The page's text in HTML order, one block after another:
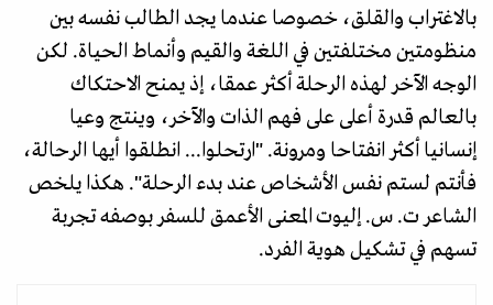
بالاغتراب والقلق، خصوصا عندما يجد الطالب نفسه بين
منظومتين مختلفتين في اللغة والقيم وأنماط الحياة. لكن
الوجه الآخر لهذه الرحلة أكثر عمقا، إذ يمنح الاحتكاك
بالعالم قدرة أعلى على فهم الذات والآخر، وينتج وعيا
إنسانيا أكثر انفتاحا ومرونة. "ارتحلوا... انطلقوا أيها الرحالة،
فأنتم لستم نفس الأشخاص عند بدء الرحلة". هكذا يلخص
الشاعر ت. س. إليوت المعنى الأعمق للسفر بوصفه تجربة
تسهم في تشكيل هوية الفرد.